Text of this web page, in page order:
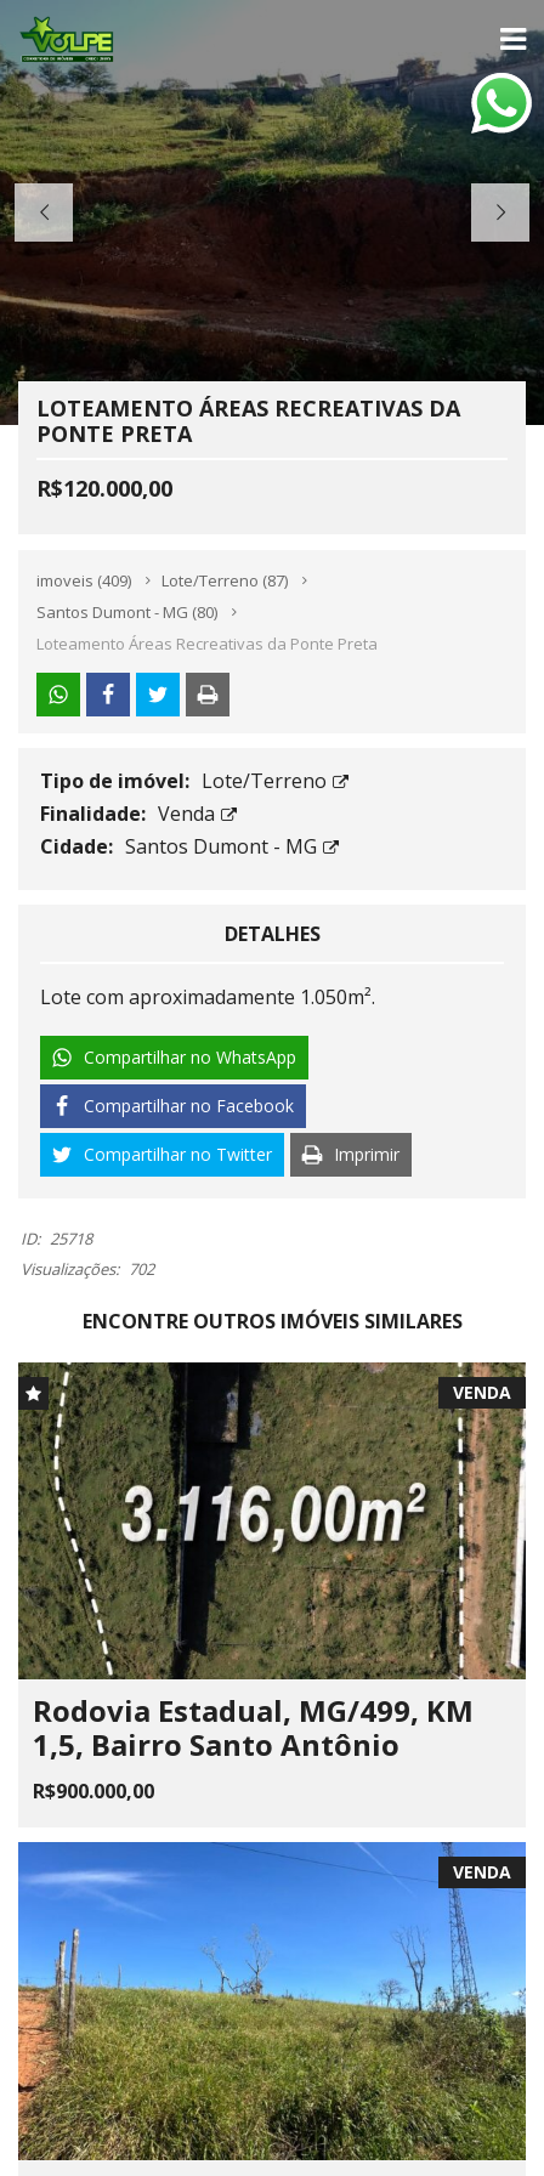
LOTEAMENTO ÁREAS RECREATIVAS DA
PONTE PRETA
R$120.000,00
imoveis (409) Lote/Terreno (87)
Santos Dumont - MG (80)
Loteamento Áreas Recreativas da Ponte Preta
Tipo de imóvel: Lote/Terreno
Finalidade: Venda
Cidade: Santos Dumont - MG
DETALHES
Lote com aproximadamente 1.050m².
Compartilhar no WhatsApp
Compartilhar no Facebook
Compartilhar no Twitter Imprimir
ID: 25718
Visualizações: 702
ENCONTRE OUTROS IMÓVEIS SIMILARES
VENDA
Rodovia Estadual, MG/499, KM
1,5, Bairro Santo Antônio
R$900.000,00
VENDA